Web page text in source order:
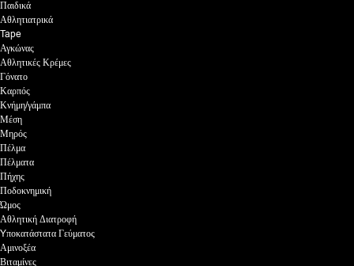
Παιδικά
Αθλητιατρικά
Tape
Αγκώνας
Αθλητικές Κρέμες
Γόνατο
Καρπός
Κνήμη/γάμπα
Μέση
Μηρός
Πέλμα
Πέλματα
Πήχης
Ποδοκνημική
Ώμος
Αθλητική Διατροφή
Yποκατάστατα Γεύματος
Αμινοξέα
Βιταμίνες